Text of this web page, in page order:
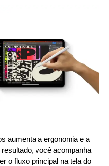
aumenta a ergonomia e a
você acompanha
o fluxo principal na tela do